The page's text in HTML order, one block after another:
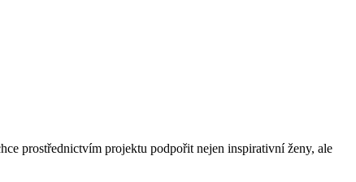
prostřednictvím projektu podpořit nejen inspirativní ženy, ale